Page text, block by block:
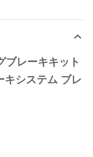
レーキキット
システム ブレ